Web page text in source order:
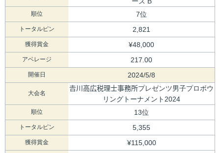
順位 7位
トータルピン 2,821
獲得賞金 ¥48,000
アベレージ 217.00
開催日 2024/5/8
大会名
𠮷川高広税理士事務所プレゼンツ男子プロボウ
リングトーナメント2024
順位 13位
トータルピン 5,355
獲得賞金 ¥115,000